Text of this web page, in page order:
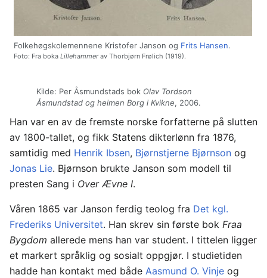
Folkehøgskolemennene Kristofer Janson og Frits Hansen.
Foto: Fra boka Lillehammerav Thorbjørn Frølich (1919).
Kilde: Per Åsmundstads bok Olav Tordson
Åsmundstad og heimen Borg i Kvikne, 2006.
Han var en av de fremste norske forfatterne på slutten
av 1800-tallet, og fikk Statens dikterlønn fra 1876,
samtidig med Henrik Ibsen, Bjørnstjerne Bjørnson og
Jonas Lie. Bjørnson brukte Janson som modell til
presten Sang i Over Ævne I.
Våren 1865 var Janson ferdig teolog fra Det kgl.
Frederiks Universitet. Han skrev sin første bok Fraa
Bygdom allerede mens han var student. I tittelen ligger
et markert språklig og sosialt oppgjør. I studietiden
hadde han kontakt med både Aasmund O. Vinje og